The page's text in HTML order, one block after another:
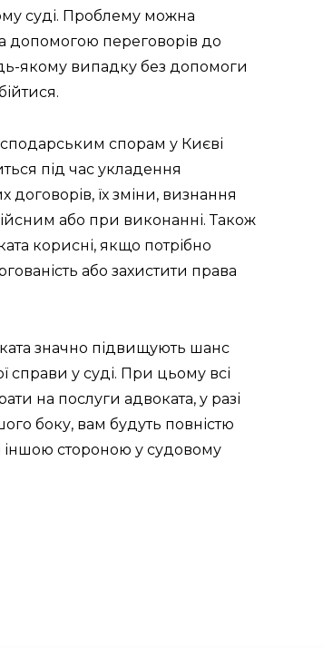
суді. Проблему можна
допомогою переговорів до
якому випадку без допомоги
спорам у Києві
під час укладення
договорів, їх зміни, визнання
або при виконанні. Також
корисні, якщо потрібно
або захистити права
значно підвищують шанс
справи у суді. При цьому всі
на послуги адвоката, у разі
боку, вам будуть повністю
іншою стороною у судовому